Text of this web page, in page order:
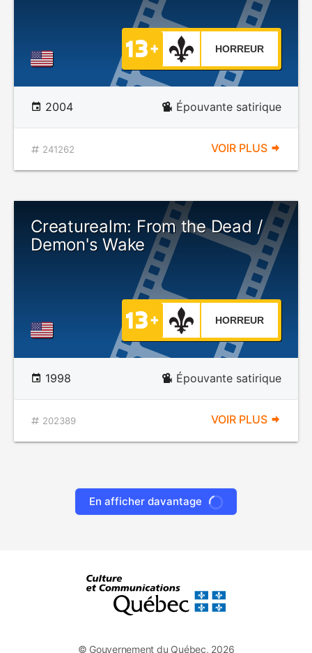
HORREUR
2004 Épouvante satirique
241262 VOIR PLUS
Creaturealm: From the Dead /
Demon's Wake
HORREUR
1998 Épouvante satirique
202389 VOIR PLUS
En afficher davantage
© Gouvernement du Québec, 2026